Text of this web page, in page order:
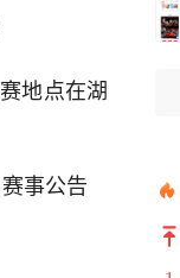
地点在湖
事公告